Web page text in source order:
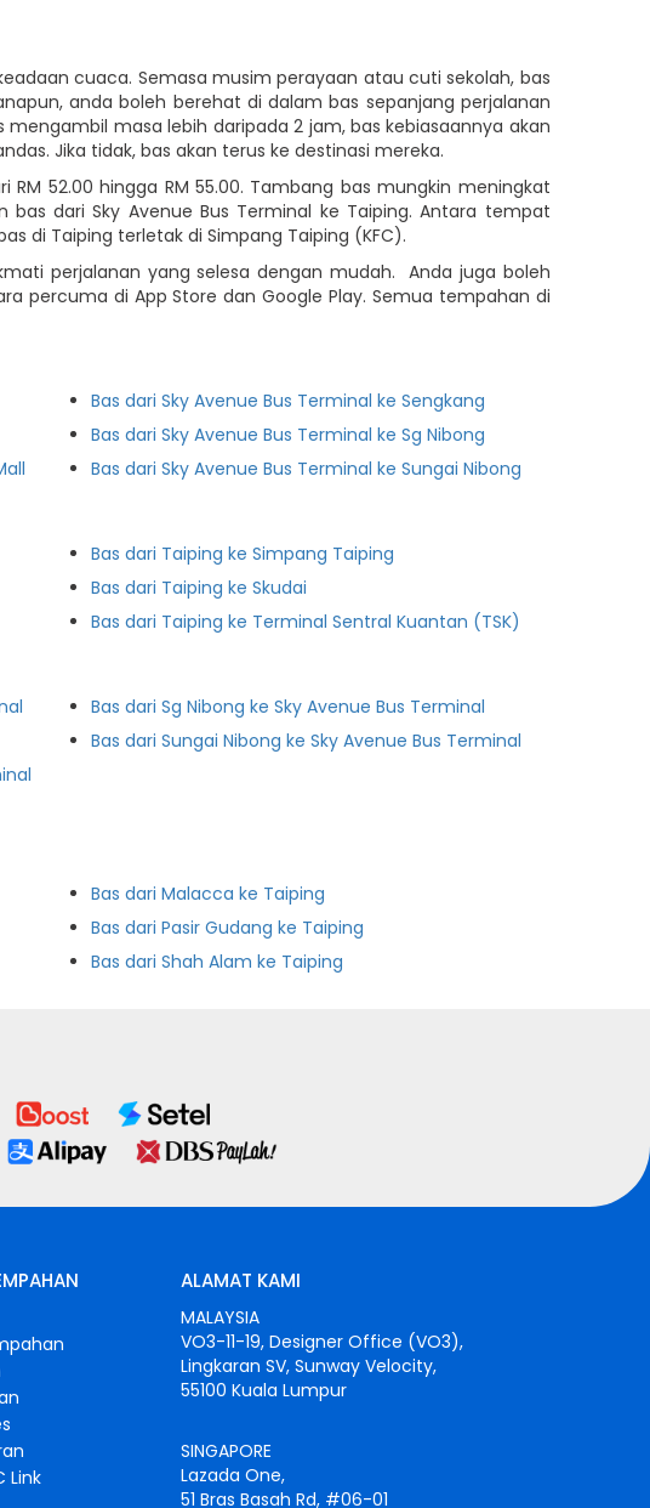
cuaca. Semasa musim perayaan atau cuti sekolah, bas
anda boleh berehat di dalam bas sepanjang perjalanan
masa lebih daripada 2 jam, bas kebiasaannya akan
Jika tidak, bas akan terus ke destinasi mereka.
52.00 hingga RM 55.00. Tambang bas mungkin meningkat
dari Sky Avenue Bus Terminal ke Taiping. Antara tempat
di Taiping terletak di Simpang Taiping (KFC).
perjalanan yang selesa dengan mudah. Anda juga boleh
percuma di App Store dan Google Play. Semua tempahan di
Bas dari Sky Avenue Bus Terminal ke Sengkang
Bas dari Sky Avenue Bus Terminal ke Sg Nibong
Bas dari Sky Avenue Bus Terminal ke Sungai Nibong
Bas dari Taiping ke Simpang Taiping
Bas dari Taiping ke Skudai
Bas dari Taiping ke Terminal Sentral Kuantan (TSK)
Bas dari Sg Nibong ke Sky Avenue Bus Terminal
Bas dari Sungai Nibong ke Sky Avenue Bus Terminal
Bas dari Malacca ke Taiping
Bas dari Pasir Gudang ke Taiping
Bas dari Shah Alam ke Taiping
Link
ALAMAT KAMI
MALAYSIA
VO3-11-19, Designer Office (VO3),
Lingkaran SV, Sunway Velocity,
55100 Kuala Lumpur
SINGAPORE
Lazada One,
51 Bras Basah Rd, #06-01